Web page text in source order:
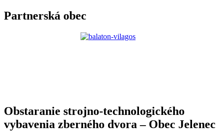
Partnerská obec
Obstaranie strojno-technologického
vybavenia zberného dvora – Obec Jelenec